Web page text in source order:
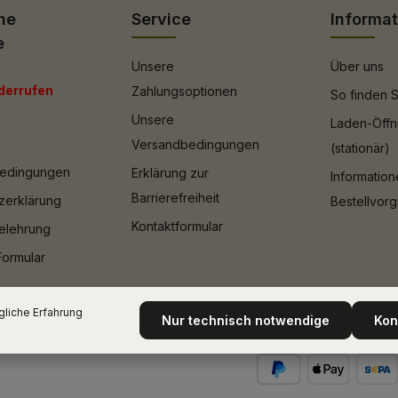
Service
Unsere
Zahlungsoptionen
Unsere
Versandbedingungen
Erklärung zur
Barrierefreiheit
Kontaktformular
Über uns
So finden
Laden-
(stationär)
Erfahrung
Nur technisch notwendige